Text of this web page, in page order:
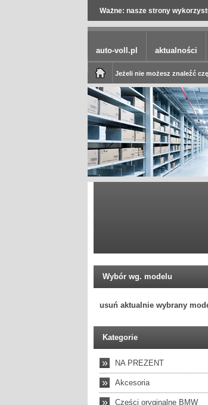
Ważne: nasze strony
auto-voll.pl aktualności
Jeżeli nie możesz znaleźć
Wybór wg. modelu
usuń aktualnie wybrany
Kategorie
» NA PREZENT
» Akcesoria
» Części oryginalne BMW